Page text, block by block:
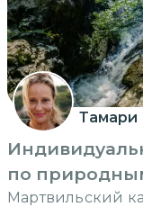
Тамари
по
Мартвильский